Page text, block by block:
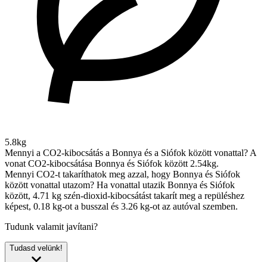
5.8kg
Mennyi a CO2-kibocsátás a Bonnya és a Siófok között vonattal? A
vonat CO2-kibocsátása Bonnya és Siófok között 2.54kg.
Mennyi CO2-t takaríthatok meg azzal, hogy Bonnya és Siófok
között vonattal utazom? Ha vonattal utazik Bonnya és Siófok
között, 4.71 kg szén-dioxid-kibocsátást takarít meg a repüléshez
képest, 0.18 kg-ot a busszal és 3.26 kg-ot az autóval szemben.
Tudunk valamit javítani?
Tudasd velünk!